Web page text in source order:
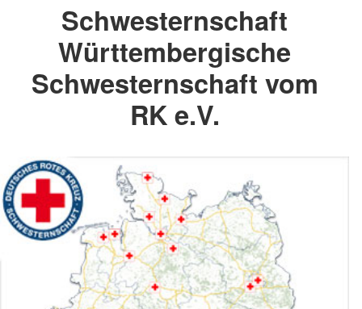
Schwesternschaft
Württembergische
Schwesternschaft vom
RK e.V.